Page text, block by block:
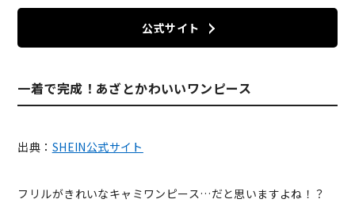
公式サイト
一着で完成！あざとかわいいワンピース
出典： SHEIN公式サイト
フリルがきれいなキャミワンピース…だと思いますよね！？